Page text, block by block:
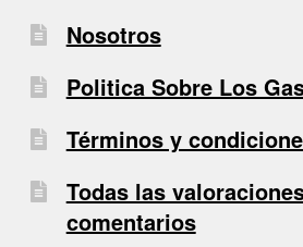
Nosotros
Politica Sobre Los
Términos y
Todas las
comentarios